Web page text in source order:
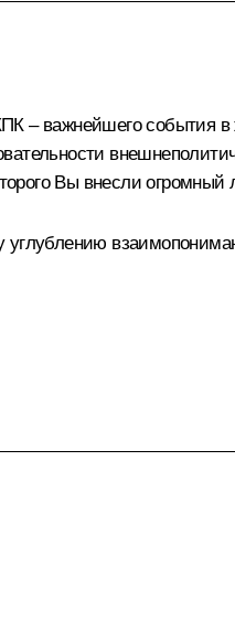
– важнейшего события в
Вы внесли